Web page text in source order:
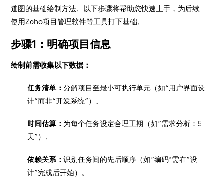
道图的基础绘制方法。以下步骤将帮助您快速上手，为后续
使用Zoho项目管理软件等工具打下基础。
步骤1：明确项目信息
绘制前需收集以下数据：
任务清单：分解项目至最小可执行单元（如“用户界面设
计”而非“开发系统”）。
时间估算： 为每个任务设定合理工期（如“需求分析：5
天”）。
依赖关系：识别任务间的先后顺序（如“编码”需在“设
计”完成后开始）。